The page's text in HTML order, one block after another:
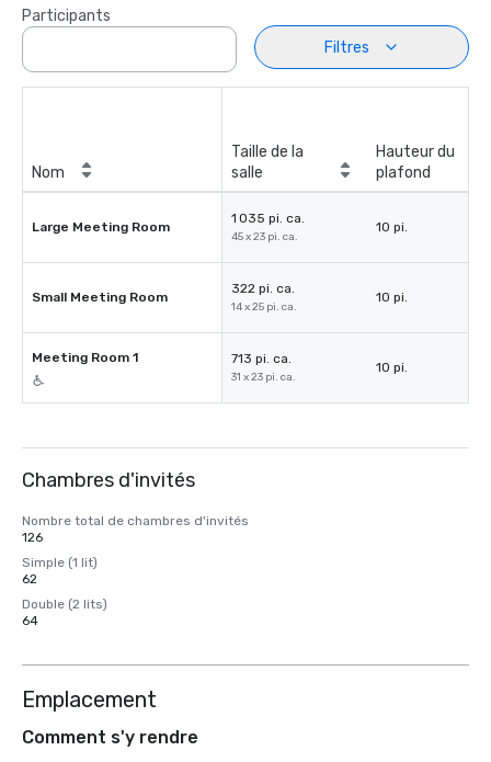
Participants
Filtres
Nom
Taille de la
salle
Hauteur du
plafond
Large Meeting Room
1 035 pi. ca.
45 x 23 pi. ca.
10 pi.
Small Meeting Room
322 pi. ca.
14 x 25 pi. ca.
10 pi.
Meeting Room 1 713 pi. ca.
31 x 23 pi. ca.
10 pi.
Chambres d'invités
Nombre total de chambres d'invités
126
Simple (1 lit)
62
Double (2 lits)
64
Emplacement
Comment s'y rendre